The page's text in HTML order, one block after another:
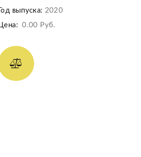
Год выпуска: 2020
0.00 Руб.